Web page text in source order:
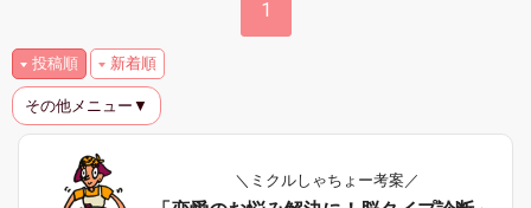
1
投稿順 新着順
その他メニュー▼
＼ミクルしゃちょー考案／